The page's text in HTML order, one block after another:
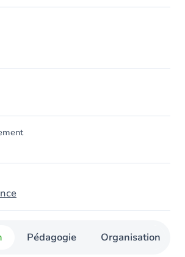
Pédagogie Organisation